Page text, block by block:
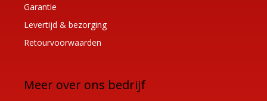
Garantie
Levertijd & bezorging
Retourvoorwaarden
Meer over ons bedrijf